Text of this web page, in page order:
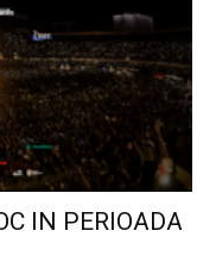
IN PERIOADA